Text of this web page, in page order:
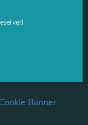
Banner